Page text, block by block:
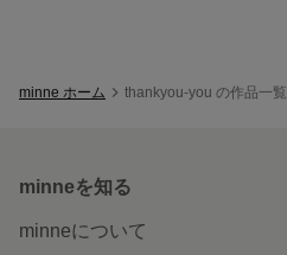
minne ホーム thankyou-you の作品一覧
minneを知る
minneについて